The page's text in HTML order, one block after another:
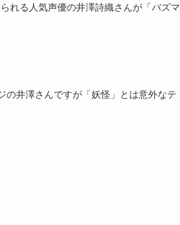
れる人気声優の井澤詩織さんが「バズマ
の井澤さんですが「妖怪」とは意外なテ